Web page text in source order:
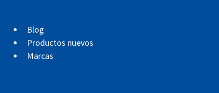
Blog
Productos nuevos
Marcas